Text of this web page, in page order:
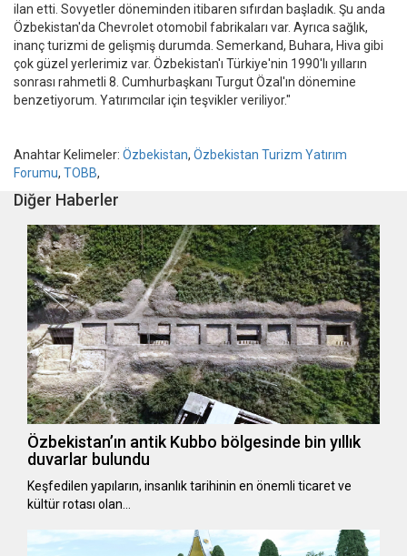
ilan etti. Sovyetler döneminden itibaren sıfırdan başladık. Şu anda
Özbekistan'da Chevrolet otomobil fabrikaları var. Ayrıca sağlık,
inanç turizmi de gelişmiş durumda. Semerkand, Buhara, Hiva gibi
çok güzel yerlerimiz var. Özbekistan'ı Türkiye'nin 1990'lı yılların
sonrası rahmetli 8. Cumhurbaşkanı Turgut Özal'ın dönemine
benzetiyorum. Yatırımcılar için teşvikler veriliyor."
Anahtar Kelimeler: Özbekistan, Özbekistan Turizm Yatırım
Forumu, TOBB,
Diğer Haberler
Özbekistan’ın antik Kubbo bölgesinde bin yıllık
duvarlar bulundu
Keşfedilen yapıların, insanlık tarihinin en önemli ticaret ve
kültür rotası olan…